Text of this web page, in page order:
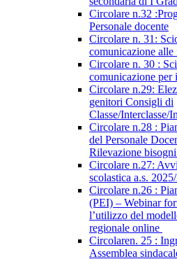
Circolare n.32
Personale docente
Circolare n. 31:
comunicazione
Circolare n. 30 :
comunicazione per
Circolare n.29:
genitori Consigli di
Classe/Interclasse/
Circolare n.28 :
del Personale
Rilevazione
Circolare n.27:
scolastica a.s.
Circolare n.26 :
(PEI) – Webinar
l’utilizzo del
regionale online
Circolaren. 25 :
Assemblea